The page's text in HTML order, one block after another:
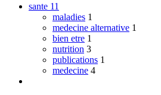
sante 11
maladies 1
medecine alternative 1
bien etre 1
nutrition 3
publications 1
medecine 4